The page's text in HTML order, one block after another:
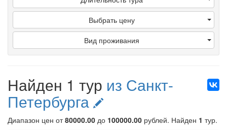
Выбрать цену
Вид проживания
Найден 1 тур из Санкт-
Петербурга
Диапазон цен от80000.00 до 100000.00 рублей. Найден 1 тур.